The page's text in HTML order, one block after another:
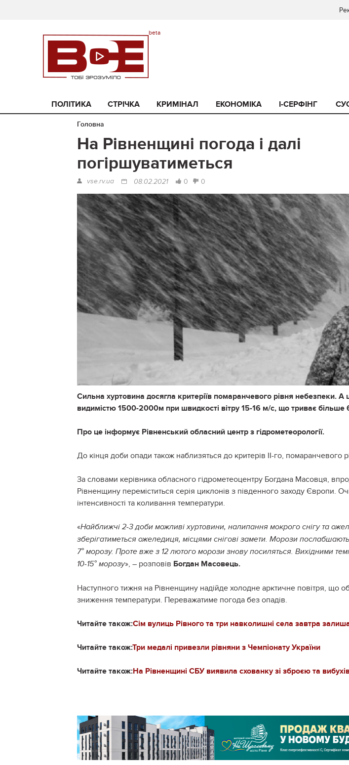
ПОЛІТИКА СТРІЧКА КРИМІНАЛ ЕКОНОМІКА I-СЕРФІНГ
Головна
На Рівненщині погода і далі
погіршуватиметься
vse.rv.ua 08.02.2021 0 0
Сильна хуртовина досягла критеріїв помаранчевого рівня небезпеки. А
видимістю 1500-2000м при швидкості вітру 15-16 м/с, що триває більше
Про це інформує Рівненський обласний центр з гідрометеорології.
До кінця доби опади також наблизяться до критерів ІІ-го, помаранчевого
За словами керівника обласного гідрометеоцентру Богдана Масовця,
Рівненщину переміститься серія циклонів з південного заходу Європи.
інтенсивності та коливання температури.
«Найближчі 2-3 доби можливі хуртовини, налипання мокрого снігу та
зберігатиметься ожеледиця, місцями снігові замети. Морози
7° морозу. Проте вже з 12 лютого морози знову посиляться. Вихідними
10-15° морозу», – розповів Богдан Масовець.
Наступного тижня на Рівненщину надійде холодне арктичне повітря, що
зниження температури. Переважатиме погода без опадів.
Читайте також:Сім вулиць Рівного та три навколишні села завтра
Читайте також:Три медалі привезли рівняни з Чемпіонату України
Читайте також:На Рівненщині СБУ виявила схованку зі зброєю та